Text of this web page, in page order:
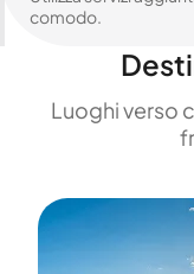
comodo.
Luoghi verso